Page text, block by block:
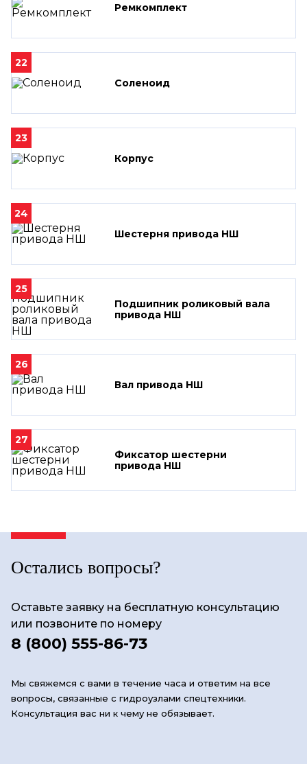
Ремкомплект
22
Соленоид
23
Корпус
24
Шестерня привода НШ
25
Подшипник роликовый вала
привода НШ
26
Вал привода НШ
27
Фиксатор шестерни
привода НШ
Остались вопросы?
Оставьте заявку на бесплатную консультацию
или позвоните по номеру
8 (800) 555-86-73
Мы свяжемся с вами в течение часа и ответим на все
вопросы, связанные с гидроузлами спецтехники.
Консультация вас ни к чему не обязывает.